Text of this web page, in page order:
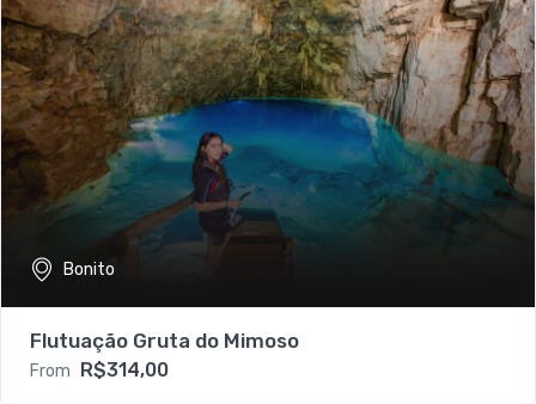
Bonito
Flutuação Gruta do Mimoso
From R$314,00